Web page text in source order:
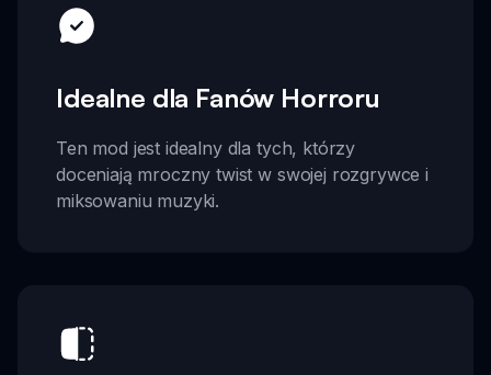
Idealne dla Fanów Horroru
Ten mod jest idealny dla tych, którzy
doceniają mroczny twist w swojej rozgrywce i
miksowaniu muzyki.